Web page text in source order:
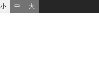
小 中 大